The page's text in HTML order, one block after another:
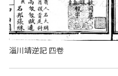
淄川靖逆記 四卷